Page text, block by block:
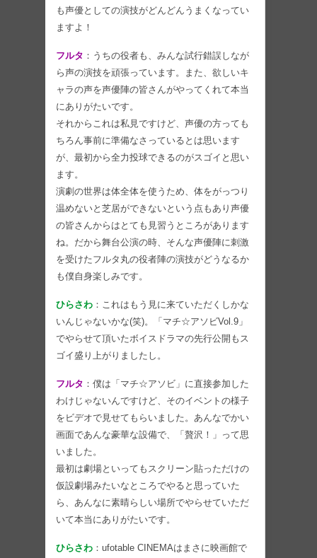
も声優としての演技がどんどんうまくなってい
ますよ！
フルタ ：うちの役者も、みんな試行錯誤しなが
ら声の演技を頑張っています。また、欲しいキ
ャラの声を声優陣の皆さんがやってくれて本当
にありがたいです。
それからこれは私見ですけど、声優の方っても
ちろん事前に準備なさっているとは思います
が、最初から全力投球できるのがスゴイと思い
ます。
演劇の世界は体全体を使うため、体をがっつり
温めないと芝居ができないという点もあり声優
の皆さんからはとても見習うところがあります
ね。だから舞台公演の時、そんな声優陣に刺激
を受けたフルタ丸の役者陣の演技がどうなるか
も僕自身楽しみです。
ひらさわ ：これはもう見に来ていただくしかな
いんじゃないかな(笑)。「マチ☆アソビVol.9」
でやらせて頂いたボイスドラマの先行公開もス
ゴイ盛り上がりましたし。
フルタ ：僕は「マチ☆アソビ」に直接参加した
わけじゃないんですけど、そのイベントの様子
をビデオで見せてもらいました。あんなでかい
画面であんな豪華な設備で、「贅沢！」って思
いました。
最初は劇場といってもスクリーン貼っただけの
仮設劇場みたいなところでやると思っていた
ら、あんなに素晴らしい場所でやらせていただ
いて本当にありがたいです。
ひらさわ ：ufotable CINEMAはまさに映画館で